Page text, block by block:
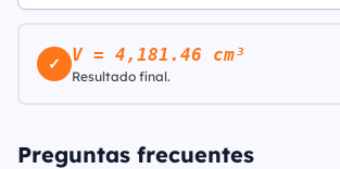
✓ V = 4,181.46 cm³
Resultado final.
Preguntas frecuentes